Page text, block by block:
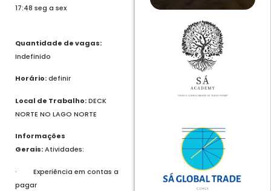
17:48 seg a sex
Quantidade de vagas:
Indefinido
Horário:definir
Local de Trabalho:DECK
NORTE NO LAGO NORTE
Informações
Gerais:Atividades:
· Experiência em contas a
pagar